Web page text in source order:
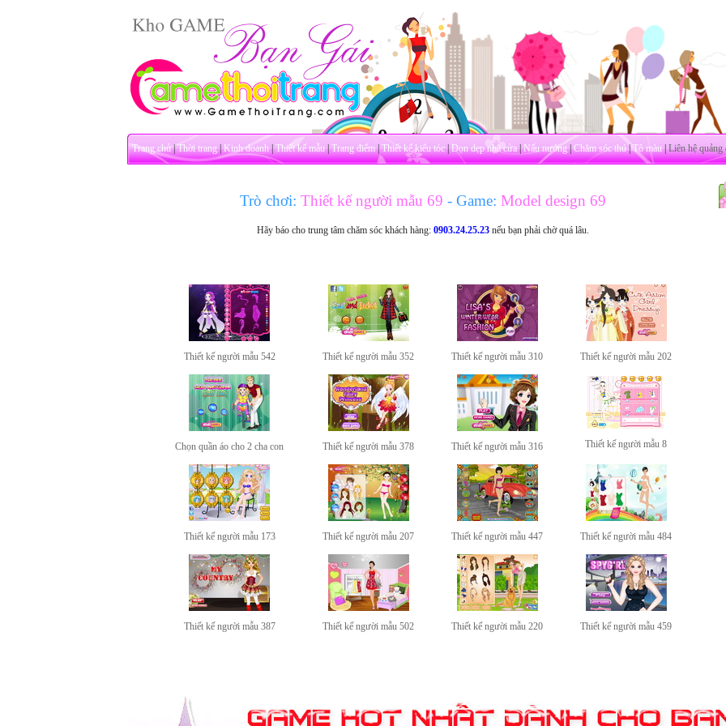
Trang chủ|Thời trang|Kinh doanh|Thiết kế mẫu|Trang điểm|Thiết kế kiểu tóc|Dọn dẹp nhà cửa|Nấu nướng|Chăm sóc thú|Tô màu|Liên hệ quảng
Trò chơi: Thiết kế người mẫu 69 - Game: Model design 69
Hãy báo cho trung tâm chăm sóc khách hàng: 0903.24.25.23nếu bạn phải chờ quá lâu.
Thiết kế người mẫu 542 Thiết kế người mẫu 352 Thiết kế người mẫu 310 Thiết kế người mẫu 202
Chọn quần áo cho 2 cha con Thiết kế người mẫu 378 Thiết kế người mẫu 316 Thiết kế người mẫu 8
Thiết kế người mẫu 173 Thiết kế người mẫu 207 Thiết kế người mẫu 447 Thiết kế người mẫu 484
Thiết kế người mẫu 387 Thiết kế người mẫu 502 Thiết kế người mẫu 220 Thiết kế người mẫu 459